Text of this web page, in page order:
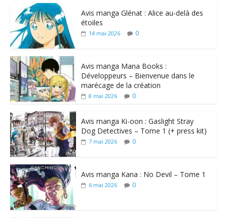
Avis manga Glénat : Alice au-delà des
étoiles
14 mai 2026 0
Avis manga Mana Books :
Développeurs – Bienvenue dans le
marécage de la création
8 mai 2026 0
Avis manga Ki-oon : Gaslight Stray
Dog Detectives – Tome 1 (+ press kit)
7 mai 2026 0
Avis manga Kana : No Devil – Tome 1
6 mai 2026 0